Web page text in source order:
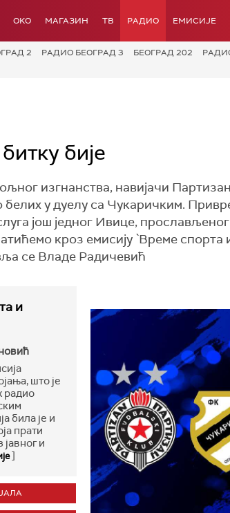
OKO МАГАЗИН ТВ РАДИО ЕМИСИЈЕ
2 РАДИО БЕОГРАД 3 БЕОГРАД 202
бије
изгнанства, навијачи
у дуелу са Чукаричким.
још једног Ивице,
кроз емисију `Време
се Владе Радичевић
и
што је
радио
била је и
прати
и
]